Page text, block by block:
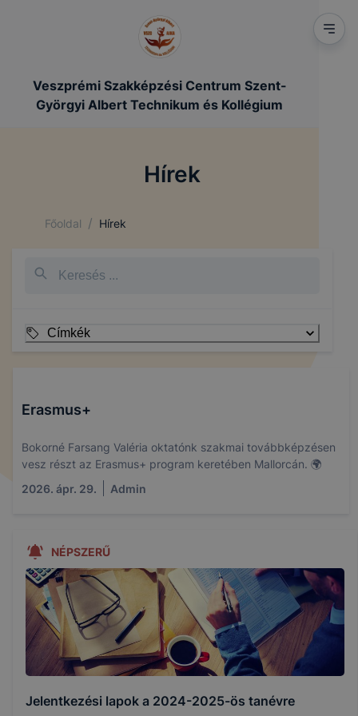
Veszprémi Szakképzési Centrum Szent-
Györgyi Albert Technikum és Kollégium
Hírek
Főoldal / Hírek
Címkék
Erasmus+
Bokorné Farsang Valéria oktatónk szakmai továbbképzésen
vesz részt az Erasmus+ program keretében Mallorcán. 🌍
2026. ápr. 29.
Admin
NÉPSZERŰ
Jelentkezési lapok a 2024-2025-ös tanévre